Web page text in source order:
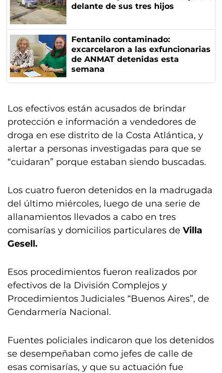
delante de sus tres hijos
Fentanilo contaminado:
excarcelaron a las exfuncionarias
de ANMAT detenidas esta
semana
Los efectivos están acusados de brindar
protección e información a vendedores de
droga en ese distrito de la Costa Atlántica, y
alertar a personas investigadas para que se
“cuidaran” porque estaban siendo buscadas.
Los cuatro fueron detenidos en la madrugada
del último miércoles, luego de una serie de
allanamientos llevados a cabo en tres
comisarías y domicilios particulares de Villa
Gesell.
Esos procedimientos fueron realizados por
efectivos de la División Complejos y
Procedimientos Judiciales “Buenos Aires”, de
Gendarmería Nacional.
Fuentes policiales indicaron que los detenidos
se desempeñaban como jefes de calle de
esas comisarías, y que su actuación fue